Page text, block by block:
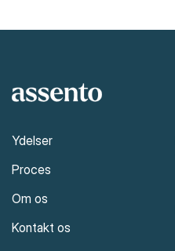
Ydelser
Proces
Om os
Kontakt os